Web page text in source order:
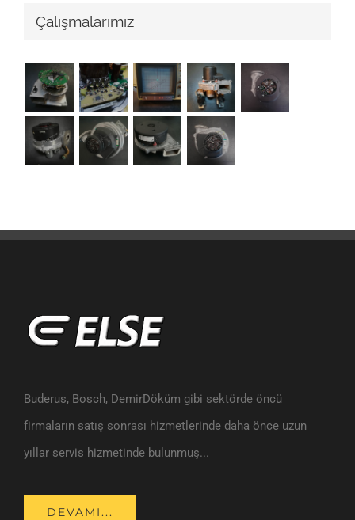
Çalışmalarımız
Buderus, Bosch, DemirDöküm gibi sektörde öncü
firmaların satış sonrası hizmetlerinde daha önce uzun
yıllar servis hizmetinde bulunmuş...
DEVAMI...